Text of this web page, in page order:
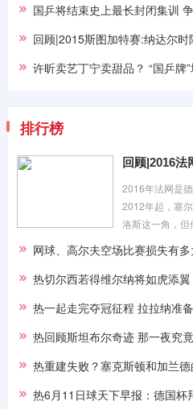
国乒将结束史上最长封闭集训 争金目标不变国乒将
回顾|2015斯图加特赛:纳达尔时隔5年再夺草地冠军回顾
许昕卖艺丁宁卖甜品？ “国乒牌”地摊货挺全！许昕
排行榜
2016年法网是
2012年起，塞
洛斯这一角，但
网球、高尔夫空场比赛损失有
热切尔西若得维尔纳将如虎添翼 但争
热一起走完夺冠征程 拉拉纳准
热回顾斯坦布尔奇迹 那一夜究
热重建失败？塞克斯顿和加兰
热6月11日球天下早报：德国杯拜仁2-1法兰